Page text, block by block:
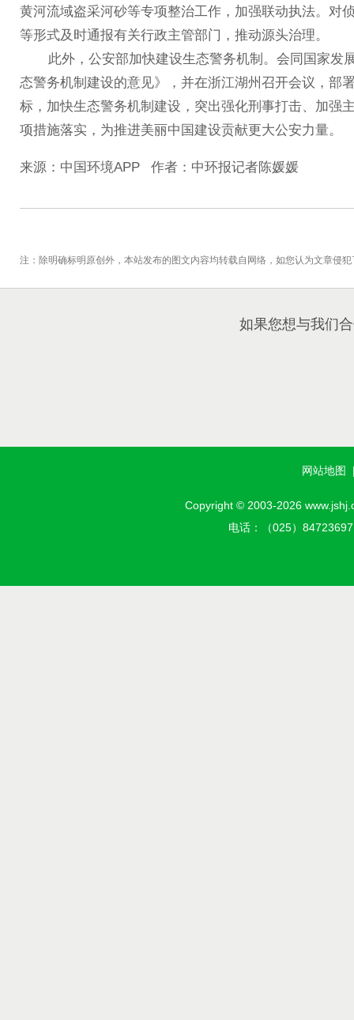
黄河流域盗采河砂等专项整治工作，加强联动执法。对
等形式及时通报有关行政主管部门，推动源头治理。
此外，公安部加快建设生态警务机制。会同国家发
态警务机制建设的意见》，并在浙江湖州召开会议，部
标，加快生态警务机制建设，突出强化刑事打击、加强
项措施落实，为推进美丽中国建设贡献更大公安力量。
来源：中国环境APP 作者：中环报记者陈媛媛
注：除明确标明原创外，本站发布的图文内容均转载自网络，如您认为文章侵
如果您想与我们
网站地图
Copyright © 2003-2026
电话：（025）